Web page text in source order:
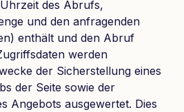
des Abrufs,
und den anfragenden
enthält und den Abruf
werden
der Sicherstellung eines
der Seite sowie der
Angebots ausgewertet. Dies